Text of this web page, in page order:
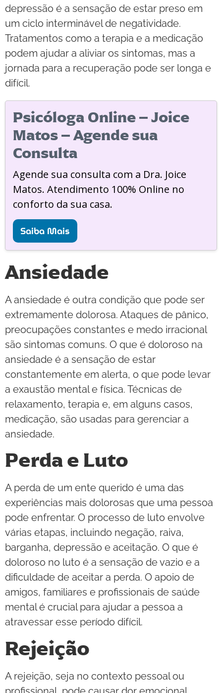
depressão é a sensação de estar preso em
um ciclo interminável de negatividade.
Tratamentos como a terapia e a medicação
podem ajudar a aliviar os sintomas, mas a
jornada para a recuperação pode ser longa e
difícil.
Psicóloga Online – Joice
Matos – Agende sua
Consulta
Agende sua consulta com a Dra. Joice
Matos. Atendimento 100% Online no
conforto da sua casa.
Saiba Mais
Ansiedade
A ansiedade é outra condição que pode ser
extremamente dolorosa. Ataques de pânico,
preocupações constantes e medo irracional
são sintomas comuns. O que é doloroso na
ansiedade é a sensação de estar
constantemente em alerta, o que pode levar
a exaustão mental e física. Técnicas de
relaxamento, terapia e, em alguns casos,
medicação, são usadas para gerenciar a
ansiedade.
Perda e Luto
A perda de um ente querido é uma das
experiências mais dolorosas que uma pessoa
pode enfrentar. O processo de luto envolve
várias etapas, incluindo negação, raiva,
barganha, depressão e aceitação. O que é
doloroso no luto é a sensação de vazio e a
dificuldade de aceitar a perda. O apoio de
amigos, familiares e profissionais de saúde
mental é crucial para ajudar a pessoa a
atravessar esse período difícil.
Rejeição
A rejeição, seja no contexto pessoal ou